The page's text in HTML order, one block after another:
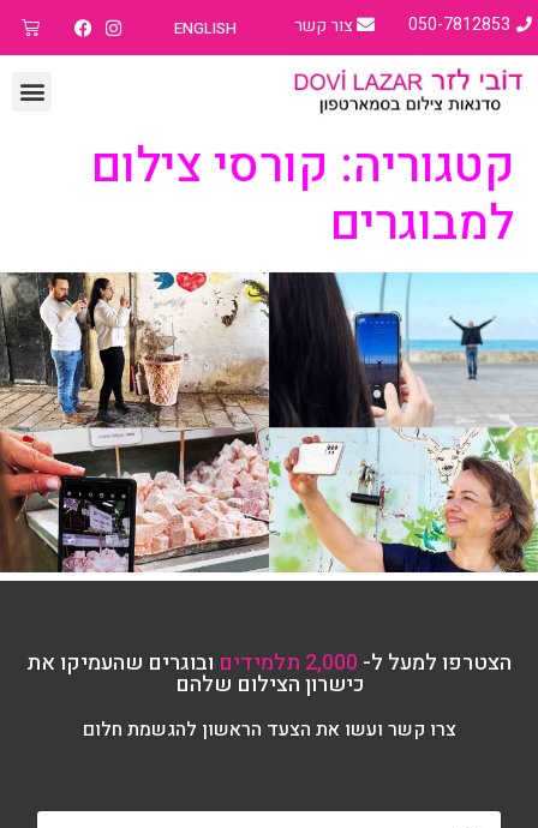
050-7812853 צור קשר ENGLISH
קטגוריה: קורסי צילום
למבוגרים
הצטרפו למעל ל- 2,000 תלמידים ובוגרים שהעמיקו את
כישרון הצילום שלהם
צרו קשר ועשו את הצעד הראשון להגשמת חלום